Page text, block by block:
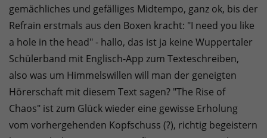
gemächliches und gefälliges Midtempo, ganz ok, bis der
Refrain erstmals aus den Boxen kracht: "I need you like
a hole in the head" - hallo, das ist ja keine Wuppertaler
Schülerband mit Englisch-App zum Texteschreiben,
also was um Himmelswillen will man der geneigten
Hörerschaft mit diesem Text sagen? "The Rise of
Chaos" ist zum Glück wieder eine gewisse Erholung
vom vorhergehenden Kopfschuss (?), richtig begeistern